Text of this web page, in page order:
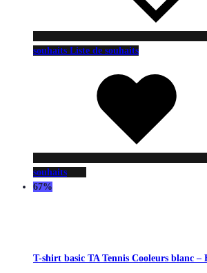
souhaits Liste de souhaits
souhaits
67%
T-shirt basic TA Tennis Cooleurs blanc –